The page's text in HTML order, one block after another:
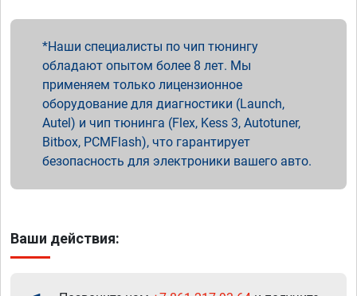
Наши специалисты по чип тюнингу
обладают опытом более 8 лет. Мы
применяем только лицензионное
оборудование для диагностики (Launch,
Autel) и чип тюнинга (Flex, Kess 3, Autotuner,
Bitbox, PCMFlash), что гарантирует
безопасность для электроники вашего авто.
Ваши действия: